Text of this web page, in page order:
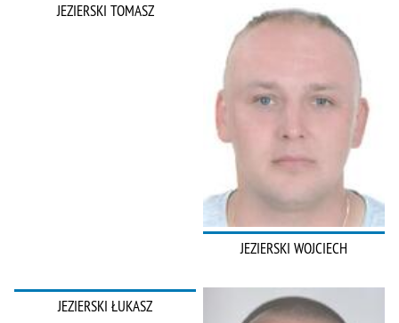
JEZIERSKI TOMASZ
JEZIERSKI WOJCIECH
JEZIERSKI ŁUKASZ